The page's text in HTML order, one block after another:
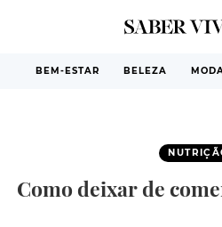
BEM-ESTAR BELEZA
Como deixar de